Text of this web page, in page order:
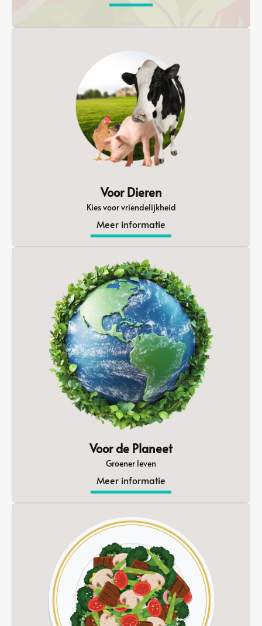
Voor Dieren
Kies voor vriendelijkheid
Meer informatie
Voor de Planeet
Groener leven
Meer informatie